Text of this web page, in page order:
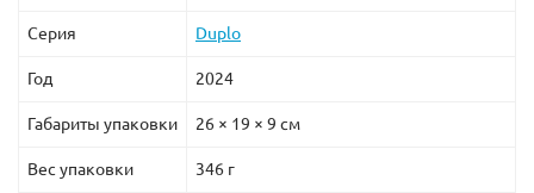
Серия Duplo
Год 2024
Габариты упаковки 26 × 19 × 9 см
Вес упаковки 346 г